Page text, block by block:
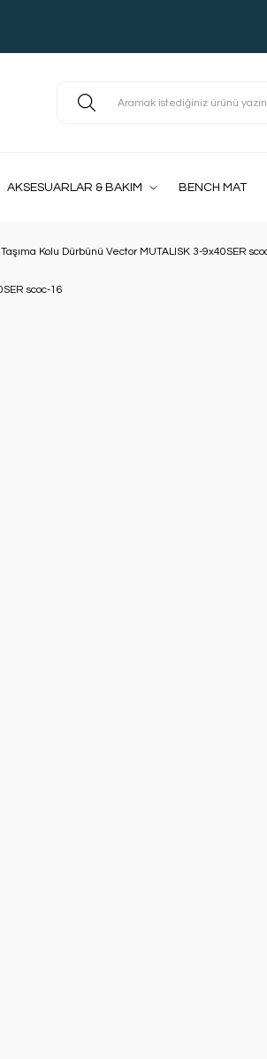
AKSESUARLAR & BAKIM BENCH MAT
Taşıma Kolu Dürbünü Vector MUTALISK 3-9x40SER